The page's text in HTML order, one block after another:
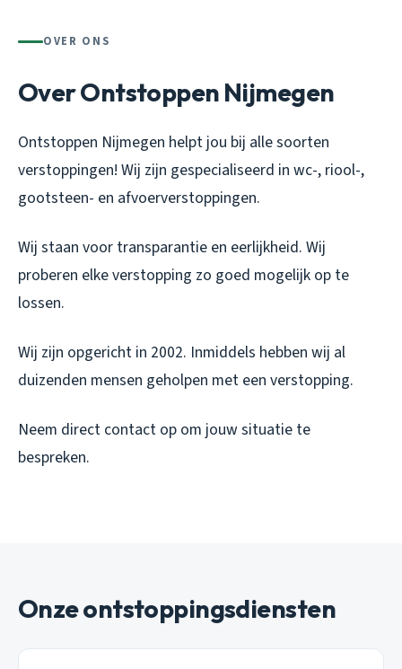
OVER ONS
Over Ontstoppen Nijmegen
Ontstoppen Nijmegen helpt jou bij alle soorten
verstoppingen! Wij zijn gespecialiseerd in wc-, riool-,
gootsteen- en afvoerverstoppingen.
Wij staan voor transparantie en eerlijkheid. Wij
proberen elke verstopping zo goed mogelijk op te
lossen.
Wij zijn opgericht in 2002. Inmiddels hebben wij al
duizenden mensen geholpen met een verstopping.
Neem direct contact op om jouw situatie te
bespreken.
Onze ontstoppingsdiensten